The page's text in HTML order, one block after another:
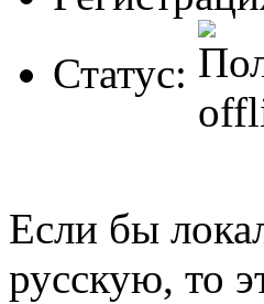
Статус:
Если бы
русскую, то